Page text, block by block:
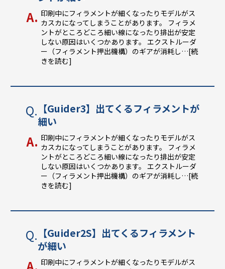
印刷中にフィラメントが細くなったりモデルがス
カスカになってしまうことがあります。 フィラメ
ントがところどころ細い線になったり排出が安定
しない原因はいくつかあります。 エクストルーダ
ー（フィラメント押出機構）のギアが消耗し…[続
きを読む]
【Guider3】出てくるフィラメントが
細い
印刷中にフィラメントが細くなったりモデルがス
カスカになってしまうことがあります。 フィラメ
ントがところどころ細い線になったり排出が安定
しない原因はいくつかあります。 エクストルーダ
ー（フィラメント押出機構）のギアが消耗し…[続
きを読む]
【Guider2S】出てくるフィラメント
が細い
印刷中にフィラメントが細くなったりモデルがス